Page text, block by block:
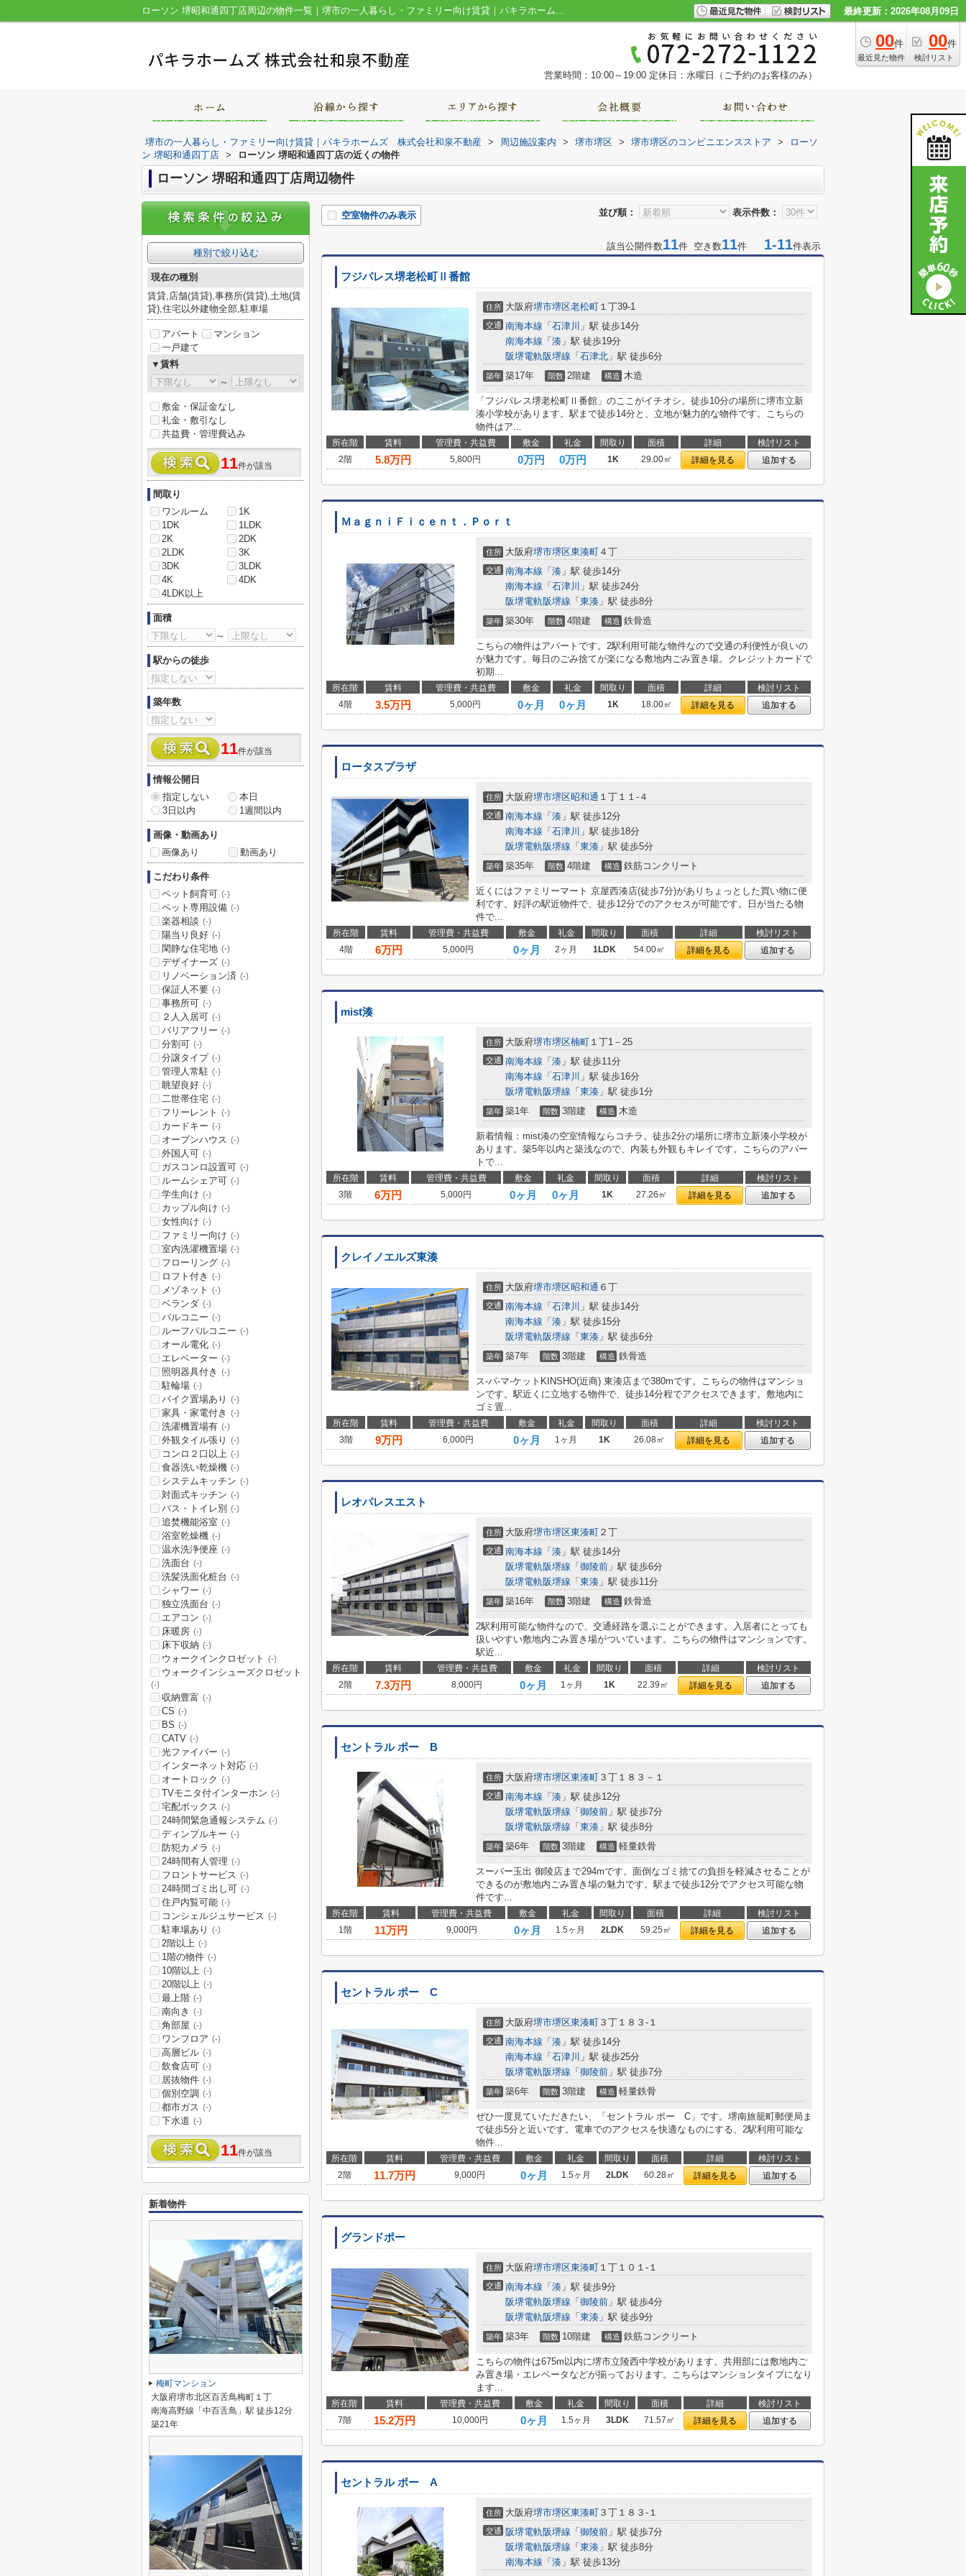
ローソン 堺昭和通四丁店周辺の物件一覧｜堺市の一人暮らし・ファミリー向け賃貸｜パキラホームズ 株式会社和泉不動産 最終更新：2026年08月09日
00件
最近見た物件
00件
検討リスト
営業時間：10:00～19:00 定休日：水曜日（ご予約のお客様のみ）
堺市の一人暮らし・ファミリー向け賃貸｜パキラホームズ 株式会社和泉不動産 > 周辺施設案内 > 堺市堺区 > 堺市堺区のコンビニエンスストア >
ローソ
ン 堺昭和通四丁店 > ローソン 堺昭和通四丁店の近くの物件
ローソン 堺昭和通四丁店周辺物件
並び順： 表示件数：
空室物件のみ表示
該当公開件数11件 空き数11件 1-11件表示
フジパレス堺老松町Ⅱ番館
住所 大阪府堺市堺区老松町 １丁39-1
交通 南海本線 「 石津川 」駅 徒歩14分
南海本線 「 湊 」駅 徒歩19分
阪堺電軌阪堺線 「 石津北 」駅 徒歩6分
築年 築17年 階数 2階建 構造 木造
「フジパレス堺老松町Ⅱ番館」のここがイチオシ。徒歩10分の場所に堺市立新
湊小学校があります。駅まで徒歩14分と、立地が魅力的な物件です。こちらの
物件はア...
所在階 賃料 管理費・共益費 敷金 礼金 間取り 面積 詳細
検討リスト
2階
5.8万円 5,800円 0万円 0万円 1K 29.00㎡ 詳細を見る 追加する
ＭａｇｎｉＦｉｃｅｎｔ．Ｐｏｒｔ
住所 大阪府堺市堺区東湊町 ４丁
交通 南海本線 「 湊 」駅 徒歩14分
南海本線 「 石津川 」駅 徒歩24分
阪堺電軌阪堺線 「 東湊 」駅 徒歩8分
築年 築30年 階数 4階建 構造 鉄骨造
こちらの物件はアパートです。2駅利用可能な物件なので交通の利便性が良いの
が魅力です。毎日のごみ捨てが楽になる敷地内ごみ置き場。クレジットカードで
初期...
所在階 賃料 管理費・共益費 敷金 礼金 間取り 面積 詳細
検討リスト
4階
3.5万円 5,000円 0ヶ月 0ヶ月 1K 18.00㎡ 詳細を見る 追加する
ロータスプラザ
住所 大阪府堺市堺区昭和通 １丁１１-４
交通 南海本線 「 湊 」駅 徒歩12分
南海本線 「 石津川 」駅 徒歩18分
阪堺電軌阪堺線 「 東湊 」駅 徒歩5分
築年 築35年 階数 4階建 構造 鉄筋コンクリート
近くにはファミリーマート 京屋西湊店(徒歩7分)がありちょっとした買い物に便
利です。好評の駅近物件で、徒歩12分でのアクセスが可能です。日が当たる物
件で...
所在階 賃料 管理費・共益費 敷金 礼金 間取り 面積 詳細
検討リスト
4階
6万円 5,000円 0ヶ月 2ヶ月 1LDK 54.00㎡ 詳細を見る 追加する
mist湊
住所 大阪府堺市堺区楠町 １丁1－25
交通 南海本線 「 湊 」駅 徒歩11分
南海本線 「 石津川 」駅 徒歩16分
阪堺電軌阪堺線 「 東湊 」駅 徒歩1分
築年 築1年 階数 3階建 構造 木造
新着情報：mist湊の空室情報ならコチラ。徒歩2分の場所に堺市立新湊小学校が
あります。築5年以内と築浅なので、内装も外観もキレイです。こちらのアパー
トで...
所在階 賃料 管理費・共益費 敷金 礼金 間取り 面積 詳細
検討リスト
3階
6万円 5,000円 0ヶ月 0ヶ月 1K 27.26㎡ 詳細を見る 追加する
クレイノエルズ東湊
住所 大阪府堺市堺区昭和通 ６丁
交通 南海本線 「 石津川 」駅 徒歩14分
南海本線 「 湊 」駅 徒歩15分
阪堺電軌阪堺線 「 東湊 」駅 徒歩6分
築年 築7年 階数 3階建 構造 鉄骨造
ス-パ-マ-ケットKINSHO(近商) 東湊店まで380mです。こちらの物件はマンショ
ンです。駅近くに立地する物件で、徒歩14分程でアクセスできます。敷地内に
ゴミ置...
所在階 賃料 管理費・共益費 敷金 礼金 間取り 面積 詳細
検討リスト
3階
9万円 6,000円 0ヶ月 1ヶ月 1K 26.08㎡ 詳細を見る 追加する
レオパレスエスト
住所 大阪府堺市堺区東湊町 ２丁
交通 南海本線 「 湊 」駅 徒歩14分
阪堺電軌阪堺線 「 御陵前 」駅 徒歩6分
阪堺電軌阪堺線 「 東湊 」駅 徒歩11分
築年 築16年 階数 3階建 構造 鉄骨造
2駅利用可能な物件なので、交通経路を選ぶことができます。入居者にとっても
扱いやすい敷地内ごみ置き場がついています。こちらの物件はマンションです。
駅近...
所在階 賃料 管理費・共益費 敷金 礼金 間取り 面積 詳細
検討リスト
2階
7.3万円 8,000円 0ヶ月 1ヶ月 1K 22.39㎡ 詳細を見る 追加する
セントラル ポー B
住所 大阪府堺市堺区東湊町 ３丁１８３－１
交通 南海本線 「 湊 」駅 徒歩12分
阪堺電軌阪堺線 「 御陵前 」駅 徒歩7分
阪堺電軌阪堺線 「 東湊 」駅 徒歩8分
築年 築6年 階数 3階建 構造 軽量鉄骨
スーパー玉出 御陵店まで294mです。面倒なゴミ捨ての負担を軽減させることが
できるのが敷地内ごみ置き場の魅力です。駅まで徒歩12分でアクセス可能な物
件です...
所在階 賃料 管理費・共益費 敷金 礼金 間取り 面積 詳細
検討リスト
1階
11万円 9,000円 0ヶ月 1.5ヶ月 2LDK 59.25㎡ 詳細を見る 追加する
セントラル ポー C
住所 大阪府堺市堺区東湊町 ３丁１８３-１
交通 南海本線 「 湊 」駅 徒歩14分
南海本線 「 石津川 」駅 徒歩25分
阪堺電軌阪堺線 「 御陵前 」駅 徒歩7分
築年 築6年 階数 3階建 構造 軽量鉄骨
ぜひ一度見ていただきたい、「セントラル ポー C」です。堺南旅籠町郵便局ま
で徒歩5分と近いです。電車でのアクセスを快適なものにする、2駅利用可能な
物件...
所在階 賃料 管理費・共益費 敷金 礼金 間取り 面積 詳細
検討リスト
2階
11.7万円 9,000円 0ヶ月 1.5ヶ月 2LDK 60.28㎡ 詳細を見る 追加する
グランドポー
住所 大阪府堺市堺区東湊町 １丁１０１-１
交通 南海本線 「 湊 」駅 徒歩9分
阪堺電軌阪堺線 「 御陵前 」駅 徒歩4分
阪堺電軌阪堺線 「 東湊 」駅 徒歩9分
築年 築3年 階数 10階建 構造 鉄筋コンクリート
こちらの物件は675m以内に堺市立陵西中学校があります。共用部には敷地内ご
み置き場・エレベータなどが揃っております。こちらはマンションタイプになり
ます...
所在階 賃料 管理費・共益費 敷金 礼金 間取り 面積 詳細
検討リスト
7階
15.2万円 10,000円 0ヶ月 1.5ヶ月 3LDK 71.57㎡ 詳細を見る 追加する
セントラル ポー A
住所 大阪府堺市堺区東湊町 ３丁１８３-１
交通 阪堺電軌阪堺線 「 御陵前 」駅 徒歩7分
阪堺電軌阪堺線 「 東湊 」駅 徒歩8分
南海本線 「 湊 」駅 徒歩13分
種別で絞り込む
現在の種別
賃貸,店舗(賃貸),事務所(賃貸),土地(賃
貸),住宅以外建物全部,駐車場
アパート
マンション
一戸建て
▼賃料
～
敷金・保証金なし
礼金・敷引なし
共益費・管理費込み
11件が該当
間取り
ワンルーム
1K
1DK
1LDK
2K
2DK
2LDK
3K
3DK
3LDK
4K
4DK
4LDK以上
面積
～
駅からの徒歩
築年数
11件が該当
情報公開日
指定しない
本日
3日以内
1週間以内
画像・動画あり
画像あり
動画あり
こだわり条件
ペット飼育可 (-)
ペット専用設備 (-)
楽器相談 (-)
陽当り良好 (-)
閑静な住宅地 (-)
デザイナーズ (-)
リノベーション済 (-)
保証人不要 (-)
事務所可 (-)
２人入居可 (-)
バリアフリー (-)
分割可 (-)
分譲タイプ (-)
管理人常駐 (-)
眺望良好 (-)
二世帯住宅 (-)
フリーレント (-)
カードキー (-)
オープンハウス (-)
外国人可 (-)
ガスコンロ設置可 (-)
ルームシェア可 (-)
学生向け (-)
カップル向け (-)
女性向け (-)
ファミリー向け (-)
室内洗濯機置場 (-)
フローリング (-)
ロフト付き (-)
メゾネット (-)
ベランダ (-)
バルコニー (-)
ルーフバルコニー (-)
オール電化 (-)
エレベーター (-)
照明器具付き (-)
駐輪場 (-)
バイク置場あり (-)
家具・家電付き (-)
洗濯機置場有 (-)
外観タイル張り (-)
コンロ２口以上 (-)
食器洗い乾燥機 (-)
システムキッチン (-)
対面式キッチン (-)
バス・トイレ別 (-)
追焚機能浴室 (-)
浴室乾燥機 (-)
温水洗浄便座 (-)
洗面台 (-)
洗髪洗面化粧台 (-)
シャワー (-)
独立洗面台 (-)
エアコン (-)
床暖房 (-)
床下収納 (-)
ウォークインクロゼット (-)
ウォークインシューズクロゼット
(-)
収納豊富 (-)
CS (-)
BS (-)
CATV (-)
光ファイバー (-)
インターネット対応 (-)
オートロック (-)
TVモニタ付インターホン (-)
宅配ボックス (-)
24時間緊急通報システム (-)
ディンプルキー (-)
防犯カメラ (-)
24時間有人管理 (-)
フロントサービス (-)
24時間ゴミ出し可 (-)
住戸内覧可能 (-)
コンシェルジュサービス (-)
駐車場あり (-)
2階以上 (-)
1階の物件 (-)
10階以上 (-)
20階以上 (-)
最上階 (-)
南向き (-)
角部屋 (-)
ワンフロア (-)
高層ビル (-)
飲食店可 (-)
居抜物件 (-)
個別空調 (-)
都市ガス (-)
下水道 (-)
11件が該当
新着物件
梅町マンション
大阪府堺市北区百舌鳥梅町１丁
南海高野線「中百舌鳥」駅 徒歩12分
築21年